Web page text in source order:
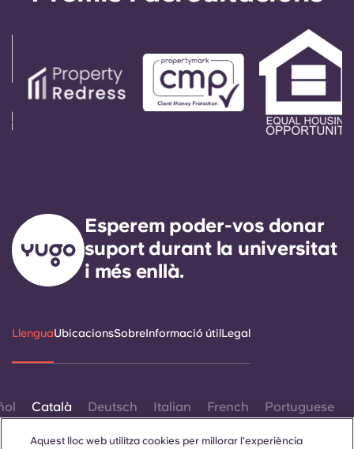
Esperem poder-vos donar
suport durant la universitat
i més enllà.
LlenguaUbicacionsSobreInformació útilLegal
Català Deutsch Italian French Portuguese
Aquest lloc web utilitza cookies per millorar l'experiència